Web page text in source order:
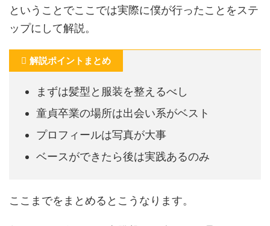
ということでここでは実際に僕が行ったことをステ
ップにして解説。
解説ポイントまとめ
まずは髪型と服装を整えるべし
童貞卒業の場所は出会い系がベスト
プロフィールは写真が大事
ベースができたら後は実践あるのみ
ここまでをまとめるとこうなります。